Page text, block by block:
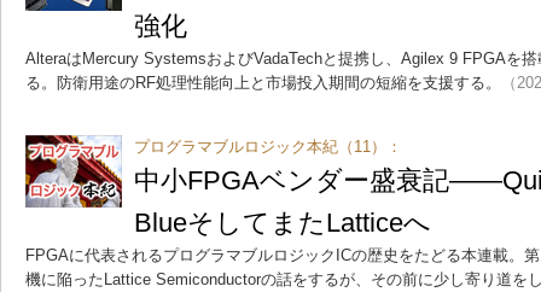
強化
AlteraはMercury SystemsおよびVadaTechと提携し、Agilex 9 FPGAを
る。防衛用途のRF処理性能向上と市場投入期間の短縮を支援する。
（
プログラマブルロジック本紀（11）：
中小FPGAベンダー盛衰記
BlueそしてまたLatticeへ
FPGAに代表されるプログラマブルロジックICの歴史をたどる本連載。
機に陥ったLattice Semiconductorの話をするが、その前に少し寄り道を